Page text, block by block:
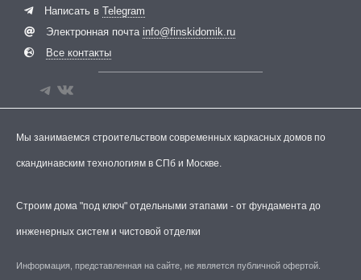
Написать в Telegram
Электронная почта info@finskidomik.ru
Все контакты
Мы занимаемся строительством современных каркасных домов по
скандинавским технологиям в СПб и Москве.
Строим дома "под ключ" отдельными этапами - от фундамента до
инженерных систем и чистовой отделки
Информация, представленная на сайте, не является публичной офертой.